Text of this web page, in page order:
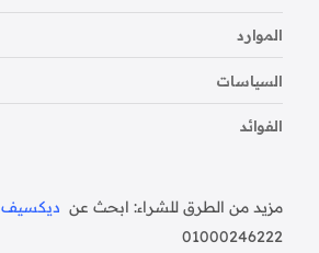
الموارد
السياسات
الفوائد
مزيد من الطرق للشراء: ابحث عن ديكسيف
01000246222